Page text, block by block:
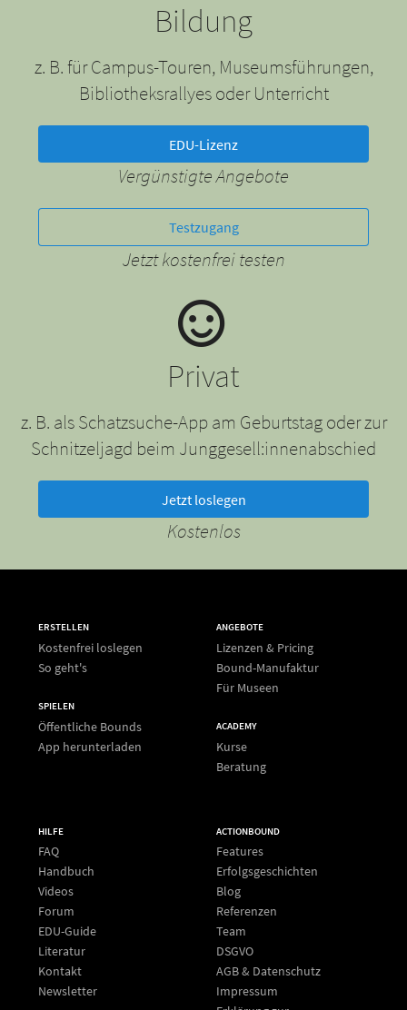
Bildung
z. B. für Campus-Touren, Museumsführungen,
Bibliotheksrallyes oder Unterricht
EDU-Lizenz
Vergünstigte Angebote
Testzugang
Jetzt kostenfrei testen
Privat
z. B. als Schatzsuche-App am Geburtstag oder zur
Schnitzeljagd beim Junggesell:innenabschied
Jetzt loslegen
Kostenlos
ERSTELLEN
Kostenfrei loslegen
So geht's
SPIELEN
Öffentliche Bounds
App herunterladen
ANGEBOTE
Lizenzen & Pricing
Bound-Manufaktur
Für Museen
ACADEMY
Kurse
Beratung
HILFE
FAQ
Handbuch
Videos
Forum
EDU-Guide
Literatur
Kontakt
Newsletter
ACTIONBOUND
Features
Erfolgsgeschichten
Blog
Referenzen
Team
DSGVO
AGB & Datenschutz
Impressum